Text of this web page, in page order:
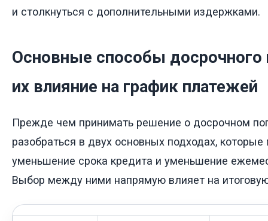
и столкнуться с дополнительными издержками.
Основные способы досрочного
их влияние на график платежей
Прежде чем принимать решение о досрочном
разобраться в двух основных подходах,
уменьшение срока кредита и уменьшение
Выбор между ними напрямую влияет на